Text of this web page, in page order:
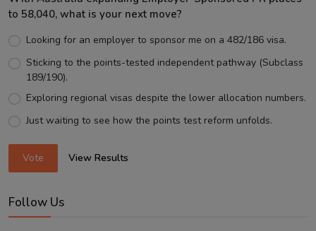
to 58,040, what is your next move?
Looking for an employer to sponsor me on a 482/186 visa.
Sticking to the points-tested independent pathway (Subclass
189/190).
Exploring regional visas despite the lower allocation numbers.
Just waiting to see how the points test reform unfolds.
Vote View Results
Follow Us